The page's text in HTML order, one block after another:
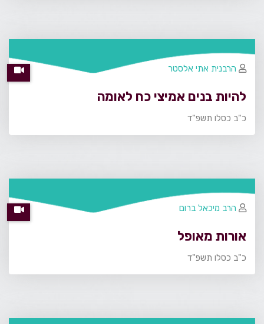
להיות בנים אמיצי כח לאומה
כ"ב כסלו תשפ"ד
הרבנית אתי אלסטר
אורות מאופל
כ"ב כסלו תשפ"ד
הרב מיכאל ברום